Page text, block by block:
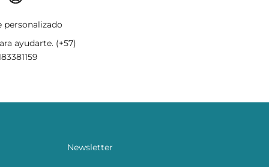
personalizado
ayudarte. (+57)
Newsletter